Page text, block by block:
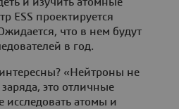
и изучить атомные
ESS проектируется
что в нем будут
в год.
«Нейтроны не
это отличные
атомы и